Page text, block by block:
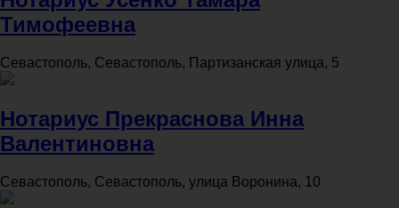
Тимофеевна
Севастополь, Севастополь, Партизанская улица, 5
Нотариус Прекраснова Инна
Валентиновна
Севастополь, Севастополь, улица Воронина, 10